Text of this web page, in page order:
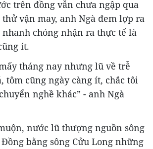
trên đồng vẫn chưa ngập qua
vận may, anh Ngà đem lợp ra
chóng nhận ra thực tế là
ít.
tháng nay nhưng lũ về trễ
tôm cũng ngày càng ít, chắc tôi
nghề khác” - anh Ngà
nước lũ thượng nguồn sông
bằng sông Cửu Long những